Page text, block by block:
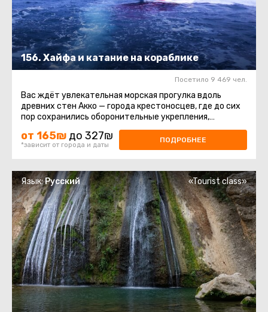
156. Хайфа и катание на кораблике
Посетило 9 469 чел.
Вас ждёт увлекательная морская прогулка вдоль
древних стен Акко — города крестоносцев, где до сих
пор сохранились оборонительные укрепления,
постройки и восточный ...
от 165₪ до 327₪
*зависит от города и даты
ПОДРОБНЕЕ
Язык:Русский «Tourist class»